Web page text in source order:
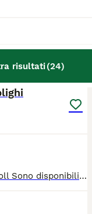
risultati(24)
Disponibili 3 splendidi cuccioli di Ragdoll Sono disponibili 3 meravigliosi cuccioli di Ragdoll, allevati con passione, competenza e la massima attenzione al loro benessere. Da 19 anni alleviamo questa splendida razza in modo professionale, selezionando con cura i riproduttori per garantire salute, equilibrio caratteriale e rispetto dello standard di razza. I cuccioli saranno ceduti con: - Pedigree - Test genetici dei genitori - Contratto di vendita - Garanzia sanitaria - Libretto sanitario con vaccinazioni e trattamenti antiparassitari eseguiti - Microchip e certificazione veterinaria di buona salute I nostri cuccioli crescono in ambiente familiare, ben socializzati e abituati al contatto con le persone, per favorire un inserimento sereno nella nuova casa. Cerchiamo famiglie responsabili che desiderino accogliere un Ragdoll allevato con serietà, esperienza e amore. Per maggiori informazioni, foto e video dei cuccioli, non esitate a contattarci. Saremo lieti di rispondere a ogni domanda e di accompagnarvi nella scelta del vostro futuro compagno di vita.